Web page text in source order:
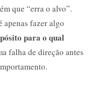
que “erra o alvo”.
apenas fazer algo
para o qual
falha de direção antes